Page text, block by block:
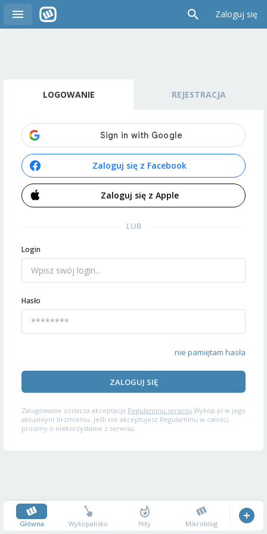
Zaloguj się
LOGOWANIE REJESTRACJA
Zaloguj się z Facebook
Zaloguj się z Apple
LUB
Login
Hasło
nie pamiętam hasła
ZALOGUJ SIĘ
Zalogowanie oznacza akceptację Regulaminu serwisu Wykop.pl w jego
aktualnym brzmieniu. Jeśli nie akceptujesz Regulaminu w całości,
prosimy o niekorzystanie z serwisu.
Główna Wykopalisko Hity Mikroblog